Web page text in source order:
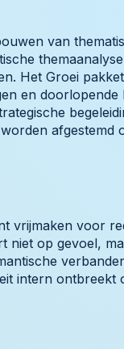
van
Het Groei
en
afgestemd
vrijmaken voor
niet op gevoel,
intern ontbreekt